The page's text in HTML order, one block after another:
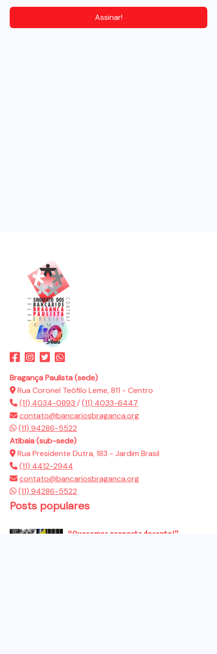
Bragança Paulista (sede)
Rua Coronel Teófilo Leme, 811 - Centro
(11) 4034-0893 /(11) 4033-6447
contato@bancariosbraganca.org
(11) 94286-5522
Atibaia (sub-sede)
Rua Presidente Dutra, 183 - Jardim Brasil
(11) 4412-2944
contato@bancariosbraganca.org
(11) 94286-5522
Posts populares
“Queremos proposta decente!”